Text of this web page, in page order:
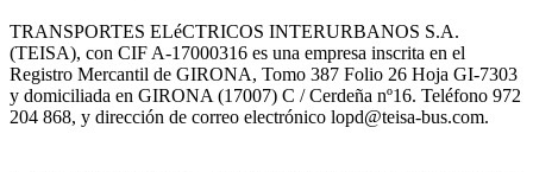
TRANSPORTES ELéCTRICOS INTERURBANOS S.A.
(TEISA), con CIF A-17000316 es una empresa inscrita en el
Registro Mercantil de GIRONA, Tomo 387 Folio 26 Hoja GI-7303
y domiciliada en GIRONA (17007) C / Cerdeña nº16. Teléfono 972
204 868, y dirección de correo electrónico lopd@teisa-bus.com.